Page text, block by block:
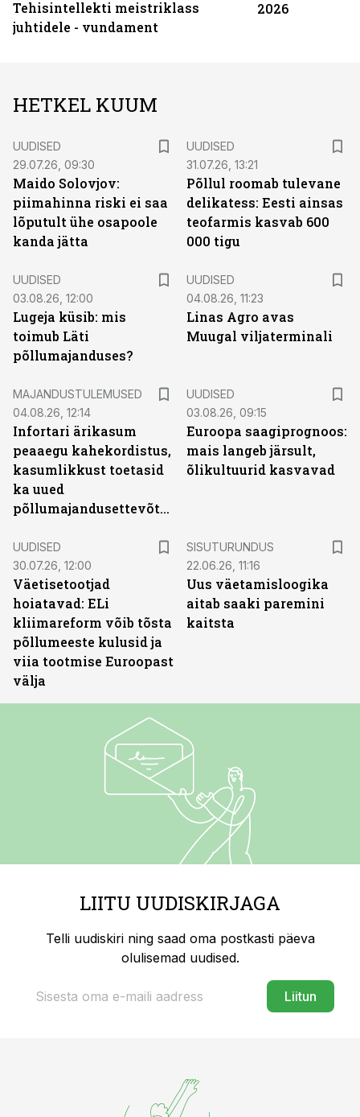
Tehisintellekti meistriklass
juhtidele - vundament
2026
HETKEL KUUM
UUDISED
29.07.26, 09:30
Maido Solovjov:
piimahinna riski ei saa
lõputult ühe osapoole
kanda jätta
UUDISED
31.07.26, 13:21
Põllul roomab tulevane
delikatess: Eesti ainsas
teofarmis kasvab 600
000 tigu
UUDISED
03.08.26, 12:00
Lugeja küsib: mis
toimub Läti
põllumajanduses?
UUDISED
04.08.26, 11:23
Linas Agro avas
Muugal viljaterminali
MAJANDUSTULEMUSED
04.08.26, 12:14
Infortari ärikasum
peaaegu kahekordistus,
kasumlikkust toetasid
ka uued
põllumajandusettevõtted
UUDISED
03.08.26, 09:15
Euroopa saagiprognoos:
mais langeb järsult,
õlikultuurid kasvavad
UUDISED
30.07.26, 12:00
Väetisetootjad
hoiatavad: ELi
kliimareform võib tõsta
põllumeeste kulusid ja
viia tootmise Euroopast
välja
SISUTURUNDUS
22.06.26, 11:16
Uus väetamisloogika
aitab saaki paremini
kaitsta
LIITU UUDISKIRJAGA
Telli uudiskiri ning saad oma postkasti päeva
olulisemad uudised.
Liitun